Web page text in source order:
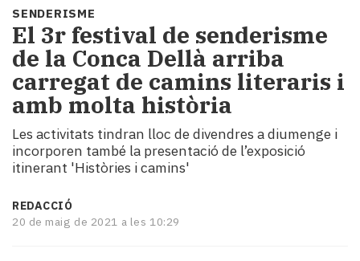
Societat
Política
i
municipis
Economia
i
Cultura
Esports
Mai
TV
SENDERISME
El 3r festival de senderisme
de la Conca Dellà arriba
carregat de camins literaris i
amb molta història
Les activitats tindran lloc de divendres a diumenge i
incorporen també la presentació de l’exposició
itinerant 'Històries i camins'
REDACCIÓ
20 de maig de 2021 a les 10:29